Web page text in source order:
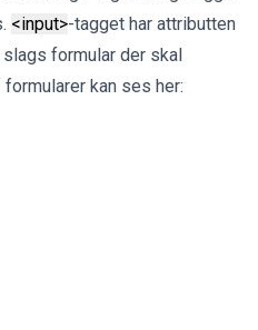
<input>-tagget har attributten
formular der skal
kan ses her: